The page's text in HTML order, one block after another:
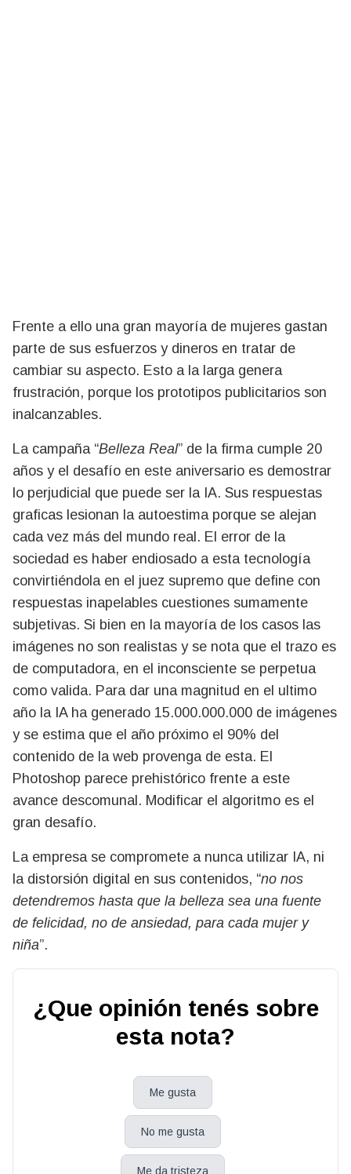
Frente a ello una gran mayoría de mujeres gastan
parte de sus esfuerzos y dineros en tratar de
cambiar su aspecto. Esto a la larga genera
frustración, porque los prototipos publicitarios son
inalcanzables.
La campaña “Belleza Real” de la firma cumple 20
años y el desafío en este aniversario es demostrar
lo perjudicial que puede ser la IA. Sus respuestas
graficas lesionan la autoestima porque se alejan
cada vez más del mundo real. El error de la
sociedad es haber endiosado a esta tecnología
convirtiéndola en el juez supremo que define con
respuestas inapelables cuestiones sumamente
subjetivas. Si bien en la mayoría de los casos las
imágenes no son realistas y se nota que el trazo es
de computadora, en el inconsciente se perpetua
como valida. Para dar una magnitud en el ultimo
año la IA ha generado 15.000.000.000 de imágenes
y se estima que el año próximo el 90% del
contenido de la web provenga de esta. El
Photoshop parece prehistórico frente a este
avance descomunal. Modificar el algoritmo es el
gran desafío.
La empresa se compromete a nunca utilizar IA, ni
la distorsión digital en sus contenidos, “no nos
detendremos hasta que la belleza sea una fuente
de felicidad, no de ansiedad, para cada mujer y
niña”.
¿Que opinión tenés sobre
esta nota?
Me gusta
No me gusta
Me da tristeza